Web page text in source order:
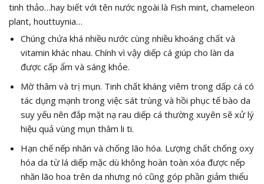
tinh thảo…hay biết với tên nước ngoài là Fish mint, chameleon
plant, houttuynia…
Chúng chứa khá nhiều nước cùng nhiều khoáng chất và
vitamin khác nhau. Chính vì vậy diếp cá giúp cho làn da
được cấp ẩm và sáng khỏe.
Mờ thâm và trị mụn. Tinh chất kháng viêm trong dấp cá có
tác dụng mạnh trong việc sát trùng và hồi phục tế bào da
suy yếu nên đắp mặt nạ rau diếp cá thường xuyên sẽ xử lý
hiệu quả vùng mụn thâm li ti.
Hạn chế nếp nhăn và chống lão hóa. Lượng chất chống oxy
hóa da từ lá diếp mặc dù không hoàn toàn xóa được nếp
nhăn lão hoa trên da nhưng nó cũng góp phần giảm thiểu